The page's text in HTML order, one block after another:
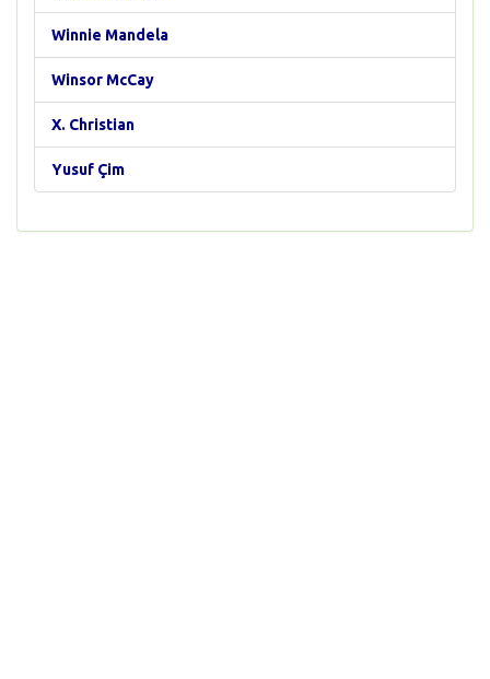
Winnie Mandela
Winsor McCay
X. Christian
Yusuf Çim